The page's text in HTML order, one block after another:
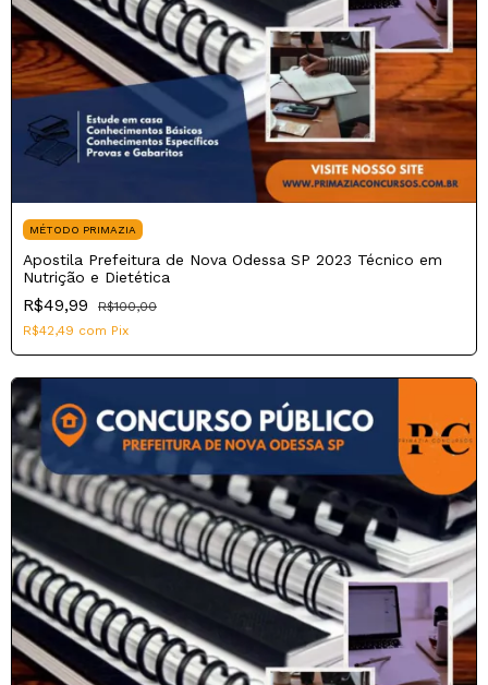
MÉTODO PRIMAZIA
Apostila Prefeitura de Nova Odessa SP 2023 Técnico em
Nutrição e Dietética
R$49,99
R$100,00
R$42,49 com Pix